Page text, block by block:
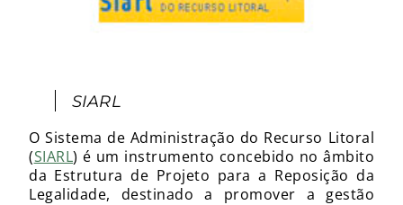
SIARL
O Sistema de Administração do Recurso Litoral
(SIARL) é um instrumento concebido no âmbito
da Estrutura de Projeto para a Reposição da
Legalidade, destinado a promover a gestão